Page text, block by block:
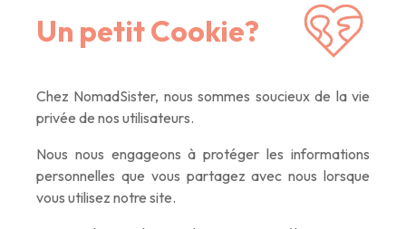
Un petit Cookie?
Chez NomadSister, nous sommes soucieux de la vie
privée de nos utilisateurs.
Nous nous engageons à protéger les informations
personnelles que vous partagez avec nous lorsque
vous utilisez notre site.
Recevez notre newslettermensuelle
avec nos
dernières nouvelles, des articles inspirants, des
promis :)